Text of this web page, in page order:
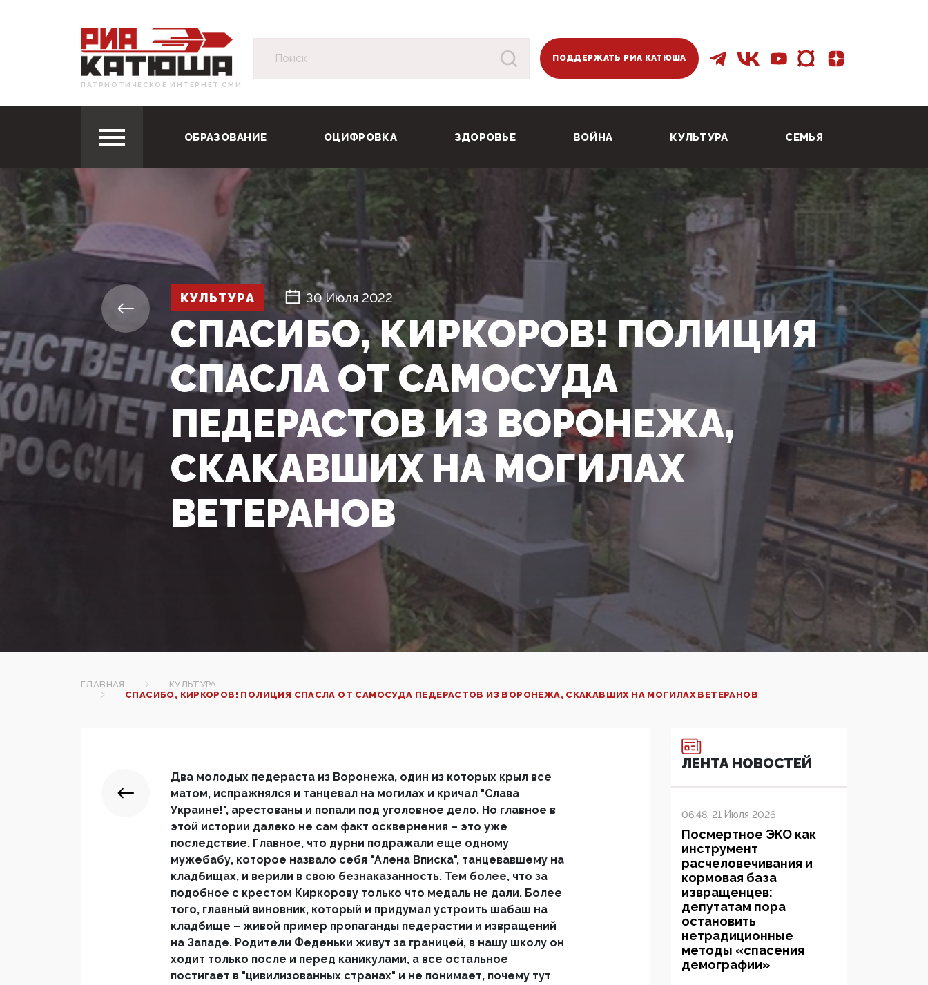
ПАТРИОТИЧЕСКОЕ ИНТЕРНЕТ СМИ
ПОДДЕРЖАТЬ РИА КАТЮША
ОБРАЗОВАНИЕ ОЦИФРОВКА ЗДОРОВЬЕ ВОЙНА КУЛЬТУРА СЕМЬЯ
КУЛЬТУРА 30 Июля 2022
СПАСИБО, КИРКОРОВ! ПОЛИЦИЯ
СПАСЛА ОТ САМОСУДА
ПЕДЕРАСТОВ ИЗ ВОРОНЕЖА,
СКАКАВШИХ НА МОГИЛАХ
ВЕТЕРАНОВ
ГЛАВНАЯ
КУЛЬТУРА
СПАСИБО, КИРКОРОВ! ПОЛИЦИЯ СПАСЛА ОТ САМОСУДА ПЕДЕРАСТОВ ИЗ ВОРОНЕЖА, СКАКАВШИХ НА МОГИЛАХ ВЕТЕРАНОВ
Два молодых педераста из Воронежа, один из которых крыл все
матом, испражнялся и танцевал на могилах и кричал "Слава
Украине!", арестованы и попали под уголовное дело. Но главное в
этой истории далеко не сам факт осквернения – это уже
последствие. Главное, что дурни подражали еще одному
мужебабу, которое назвало себя "Алена Вписка", танцевавшему на
кладбищах, и верили в свою безнаказанность. Тем более, что за
подобное с крестом Киркорову только что медаль не дали. Более
того, главный виновник, который и придумал устроить шабаш на
кладбище – живой пример пропаганды педерастии и извращений
на Западе. Родители Феденьки живут за границей, в нашу школу он
ходит только после и перед каникулами, а все остальное
постигает в "цивилизованных странах" и не понимает, почему тут
ЛЕНТА НОВОСТЕЙ
06:48, 21 Июля 2026
Посмертное ЭКО как
инструмент
расчеловечивания и
кормовая база
извращенцев:
депутатам пора
остановить
нетрадиционные
методы «спасения
демографии»